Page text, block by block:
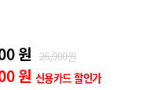
원 26,900원
원 신용카드 할인가